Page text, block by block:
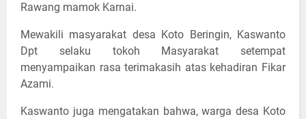
Rawang mamok Karnai.
Mewakili masyarakat desa Koto Beringin, Kaswanto
Dpt selaku tokoh Masyarakat setempat
menyampaikan rasa terimakasih atas kehadiran Fikar
Azami.
Kaswanto juga mengatakan bahwa, warga desa Koto